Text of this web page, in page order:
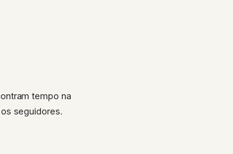
tempo na
seguidores.